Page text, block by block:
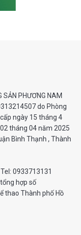
SẢN PHƯƠNG NAM
do Phòng
ngày 15 tháng 4
tháng 04 năm 2025
Bình Thạnh , Thành
‭0933713131
hợp số
thao Thành phố Hồ